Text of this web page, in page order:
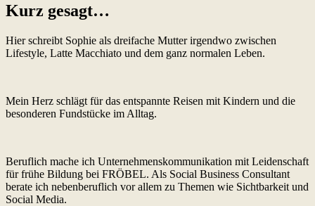
Kurz gesagt…
Hier schreibt Sophie als dreifache Mutter irgendwo zwischen
Lifestyle, Latte Macchiato und dem ganz normalen Leben.
Mein Herz schlägt für das entspannte Reisen mit Kindern und die
besonderen Fundstücke im Alltag.
Beruflich mache ich Unternehmenskommunikation mit Leidenschaft
für frühe Bildung bei FRÖBEL. Als Social Business Consultant
berate ich nebenberuflich vor allem zu Themen wie Sichtbarkeit und
Social Media.